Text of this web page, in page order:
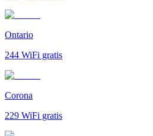
Ontario
244 WiFi gratis
Corona
229 WiFi gratis